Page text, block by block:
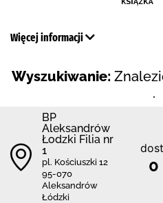
Więcej informacji
Wyszukiwanie:
.
BP
Aleksandrów
Łodzki Filia nr
1
pl. Kościuszki 12
95-070
Aleksandrów
Łódzki
0